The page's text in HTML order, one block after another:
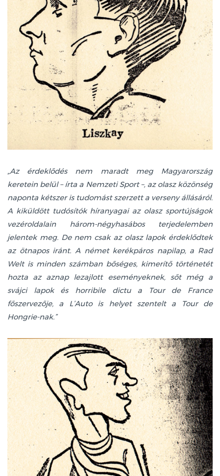
„Az érdeklődés nem maradt meg Magyarország
keretein belül – írta a Nemzeti Sport –, az olasz közönség
naponta kétszer is tudomást szerzett a verseny állásáról.
A kiküldött tudósítók híranyagai az olasz sportújságok
vezéroldalain három-négyhasábos terjedelemben
jelentek meg. De nem csak az olasz lapok érdeklődtek
az ötnapos iránt. A német kerékpáros napilap, a Rad
Welt is minden számban bőséges, kimerítő történetét
hozta az aznap lezajlott eseményeknek, sőt még a
svájci lapok és horribile dictu a Tour de France
főszervezője, a L’Auto is helyet szentelt a Tour de
Hongrie-nak.”